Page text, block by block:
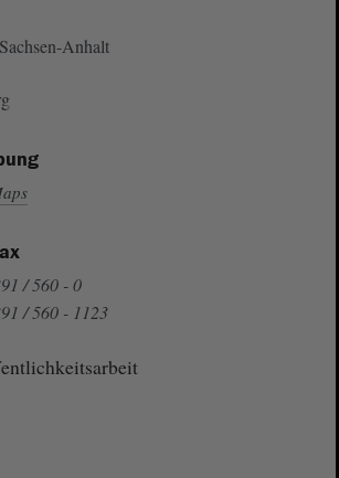
Anhalt
/ 560 - 0
/ 560 - 1123